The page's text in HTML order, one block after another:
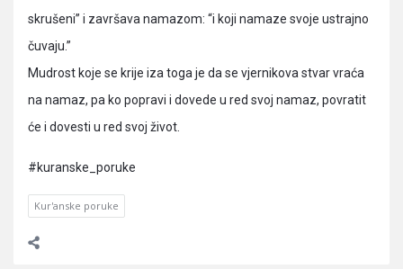
skrušeni” i završava namazom: “i koji namaze svoje ustrajno
čuvaju.”
Mudrost koje se krije iza toga je da se vjernikova stvar vraća
na namaz, pa ko popravi i dovede u red svoj namaz, povratit
će i dovesti u red svoj život.
#kuranske_poruke
Kur'anske poruke